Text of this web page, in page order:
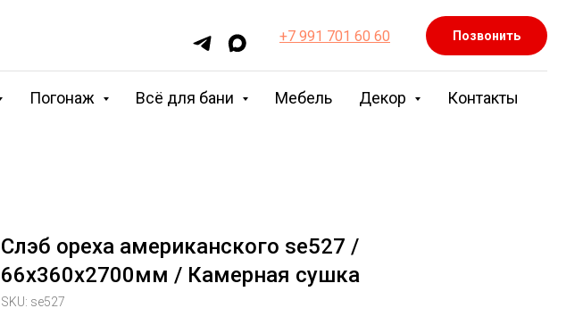
+7 991 701 60 60 Позвонить
Погонаж Всё для бани Мебель Декор Контакты
Слэб ореха американского se527 /
66х360х2700мм / Камерная сушка
SKU: se527